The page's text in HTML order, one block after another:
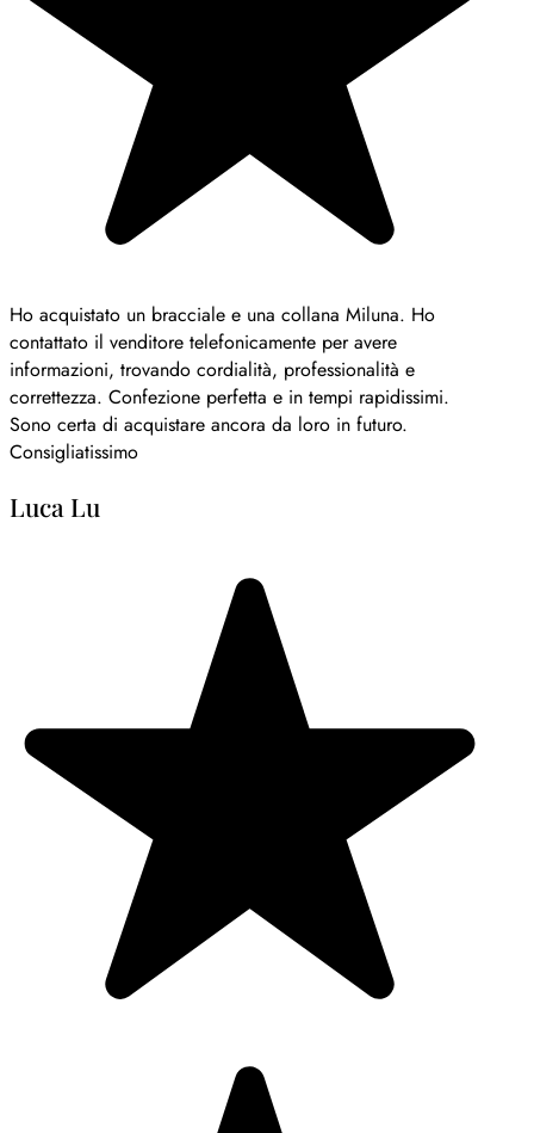
Ho acquistato un bracciale e una collana Miluna. Ho
contattato il venditore telefonicamente per avere
informazioni, trovando cordialità, professionalità e
correttezza. Confezione perfetta e in tempi rapidissimi.
Sono certa di acquistare ancora da loro in futuro.
Consigliatissimo
Luca Lu